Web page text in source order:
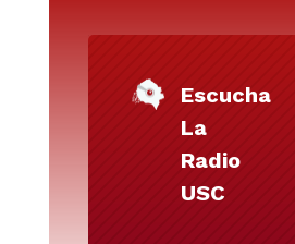
Escucha
La
Radio
USC